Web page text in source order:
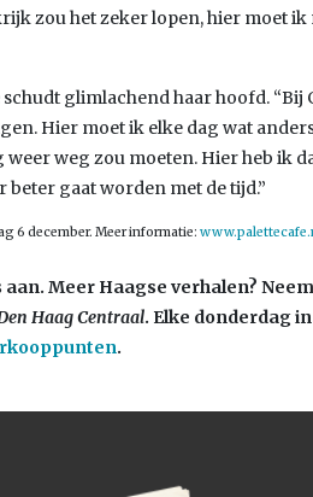
zou het zeker lopen, hier moet ik
glimlachend haar hoofd. “Bij
Hier moet ik elke dag wat
weg zou moeten. Hier heb ik
beter gaat worden met de tijd.”
6 december. Meer informatie:
Meer Haagse verhalen? Neem
Haag Centraal. Elke donderdag in
.